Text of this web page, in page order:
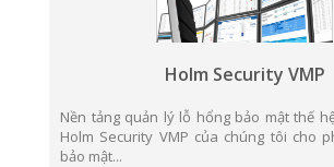
Holm Security VMP
Nền tảng quản lý lỗ hổng bảo mật thế
Holm Security VMP của chúng tôi cho
bảo mật...